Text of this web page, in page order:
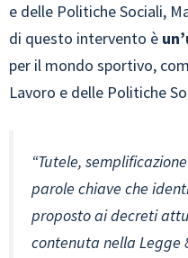
e delle Politiche Sociali,
di questo intervento è
per il mondo sportivo,
Lavoro e delle Politiche
“Tutele,
parole chiave che
proposto ai decreti
contenuta nella Legge